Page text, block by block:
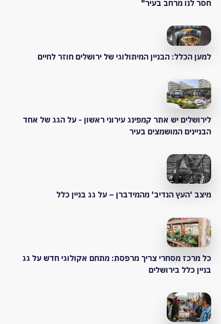
חסר לנו מרחב בעיר"
למען הכלל: הבניין המיתולוגי של ירושלים חוזר לחיים
לירושלים יש אתר קמפינג עירוני ראשון - על הגג של אחד
הבניינים המושמצים בעיר
מיצב 'העץ הנדיב' מהמידברן – על גג בניין כלל
כל מרכז מסחרי צריך מרפסת: מתחם אקולוגי חדש על גג
בניין כלל בירושלים